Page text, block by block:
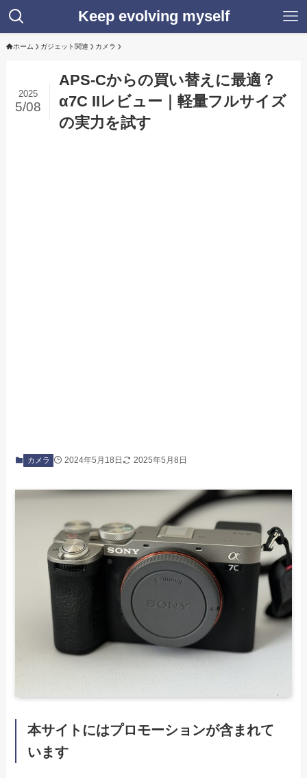
Keep evolving myself
ホーム ガジェット関連 カメラ
APS-Cからの買い替えに最適？
α7C IIレビュー｜軽量フルサイズ
の実力を試す
2025
5/08
カメラ 2024年5月18日 2025年5月8日
本サイトにはプロモーションが含まれて
います